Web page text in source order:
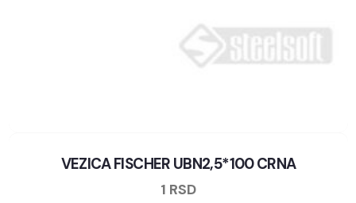
VEZICA FISCHER UBN2,5*100 CRNA
1 RSD